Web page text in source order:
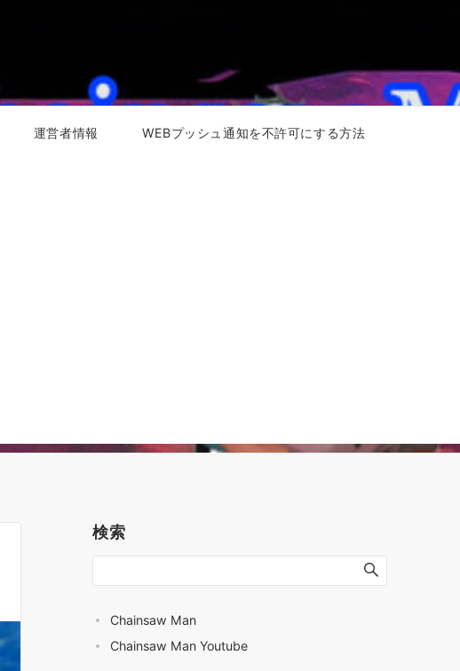
運営者情報 WEBプッシュ通知を不許可にする方法
検索
Chainsaw Man
Chainsaw Man Youtube